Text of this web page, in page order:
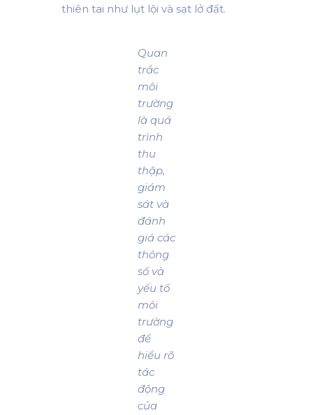
thiên tai như lụt lội và sạt lở đất.
Quan
trắc
môi
trường
là quá
trình
thu
thập,
giám
sát và
đánh
giá các
thông
số và
yếu tố
môi
trường
để
hiểu rõ
tác
động
của